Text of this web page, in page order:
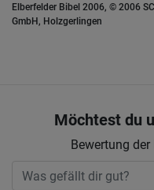
Elberfelder Bibel 2006, © 2006
GmbH, Holzgerlingen
Möchtest du
Bewertung